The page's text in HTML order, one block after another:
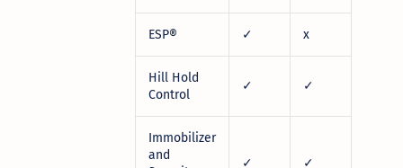
ESP® ✓ x
Hill Hold
Control
✓ ✓
Immobilizer
and
✓ ✓